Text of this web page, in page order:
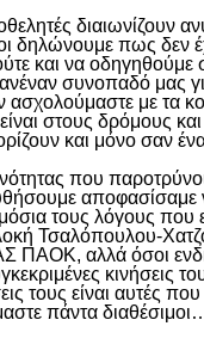
διαιωνίζουν
δηλώνουμε πως δεν
και να οδηγηθούμε
συνοπαδό μας
ασχολούμαστε με τα
στους δρόμους και
και μόνο σαν ένα
που
αποφασίσαμε
τους λόγους που
Τσαλόπουλου-
ΠΑΟΚ, αλλά όσοι
κινήσεις
τους είναι αυτές
πάντα